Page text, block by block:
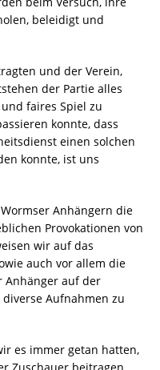
beleidigt und
und der Verein,
der Partie alles
faires Spiel zu
konnte, dass
einen solchen
konnte, ist uns
Anhängern die
Provokationen von
wir auf das
auch vor allem die
Anhänger auf der
Aufnahmen zu
es immer getan hatten,